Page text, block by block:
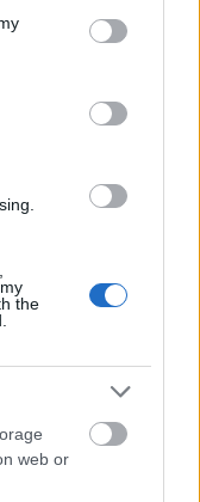
You may click to
party tags to
in below Google
the
web or
και 5